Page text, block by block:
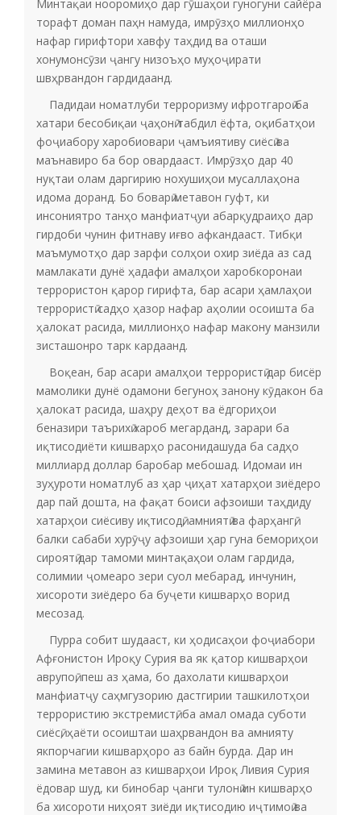
Минтақаи нооромиҳо дар гӯшаҳои гуногуни сайёра
торафт доман паҳн намуда, имрӯзҳо миллионҳо
нафар гирифтори хавфу таҳдид ва оташи
хонумонсӯзи ҷангу низоъҳо муҳоҷирати
швҳрвандон гардидаанд.
Падидаи номатлуби терроризму ифротгароӣ ба
хатари бесобиқаи ҷаҳонӣ табдил ёфта, оқибатҳои
фоҷиабору харобиовари ҷамъиятиву сиёсӣ ва
маънавиро ба бор овардааст. Имрӯзҳо дар 40
нуқтаи олам даргирию нохушиҳои мусаллаҳона
идома доранд. Бо боварӣ метавон гуфт, ки
инсониятро танҳо манфиатҷуи абарқудраиҳо дар
гирдоби чунин фитнаву иғво афкандааст. Тибқи
маъмумотҳо дар зарфи солҳои охир зиёда аз сад
мамлакати дунё ҳадафи амалҳои харобкоронаи
террористон қарор гирифта, бар асари ҳамлаҳои
террористӣ садҳо ҳазор нафар аҳолии осоишта ба
ҳалокат расида, миллионҳо нафар макону манзили
зисташонро тарк кардаанд.
Воқеан, бар асари амалҳои террористӣ дар бисёр
мамолики дунё одамони бегуноҳ занону кӯдакон ба
ҳалокат расида, шаҳру деҳот ва ёдгориҳои
беназири таърихӣ хароб мегарданд, зарари ба
иқтисодиёти кишварҳо расонидашуда ба садҳо
миллиард доллар баробар мебошад. Идомаи ин
зуҳуроти номатлуб аз ҳар ҷиҳат хатарҳои зиёдеро
дар пай дошта, на фақат боиси афзоиши таҳдиду
хатарҳои сиёсиву иқтисодӣ, амниятӣ ва фарҳангӣ,
балки сабаби хурӯҷу афзоиши ҳар гуна бемориҳои
сироятӣ дар тамоми минтақаҳои олам гардида,
солимии ҷомеаро зери суол мебарад, инчунин,
хисороти зиёдеро ба буҷети кишварҳо ворид
месозад.
Пурра собит шудааст, ки ҳодисаҳои фоҷиабори
Афғонистон Ироқу Сурия ва як қатор кишварҳои
аврупоӣ, пеш аз ҳама, бо дахолати кишварҳои
манфиатҷу саҳмгузорию дастгирии ташкилотҳои
террористию экстремистӣ, ба амал омада суботи
сиёсӣ, ҳаёти осоиштаи шаҳрвандон ва амнияту
якпорчагии кишварҳоро аз байн бурда. Дар ин
замина метавон аз кишварҳои Ироқ Ливия Сурия
ёдовар шуд, ки бинобар ҷанги тулонӣ ин кишварҳо
ба хисороти ниҳоят зиёди иқтисодию иҷтимоӣ ва